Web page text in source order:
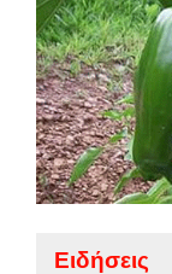
Ειδήσεις